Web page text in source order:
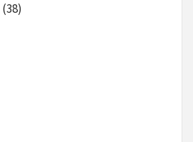
(38)